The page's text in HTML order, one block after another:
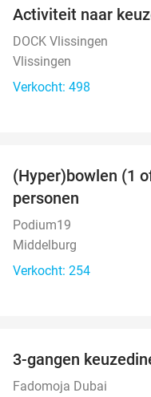
Activiteit naar
DOCK Vlissingen
Vlissingen
Verkocht: 498
(Hyper)bowlen (1
personen
Podium19
Middelburg
Verkocht: 254
3-gangen
Fadomoja Dubai